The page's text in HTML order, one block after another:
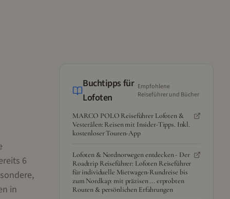
6
in
Buchtipps für
Lofoten
Empfohlene
Reiseführer und Bücher
MARCO POLO Reiseführer Lofoten &
Vesterålen: Reisen mit Insider-Tipps. Inkl.
kostenloser Touren-App
Lofoten & Nordnorwegen entdecken - Der
Roadtrip Reiseführer: Lofoten Reiseführer
für individuelle Mietwagen-Rundreise bis
zum Nordkap: mit präzisen ... erprobten
Routen & persönlichen Erfahrungen